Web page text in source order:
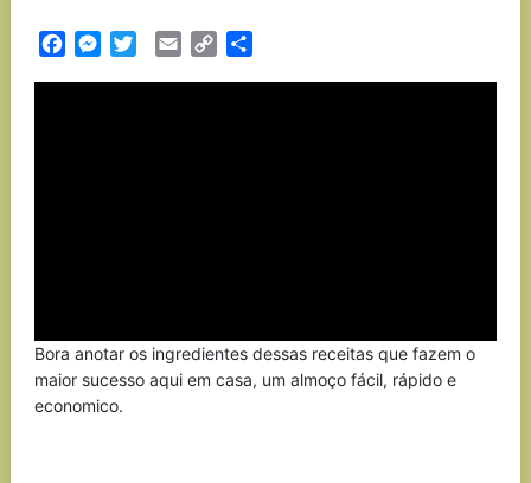
FacebookMessenger
TwitterEmail Copy
Bora anotar os ingredientes dessas receitas que fazem o
maior sucesso aqui em casa, um almoço fácil, rápido e
economico.